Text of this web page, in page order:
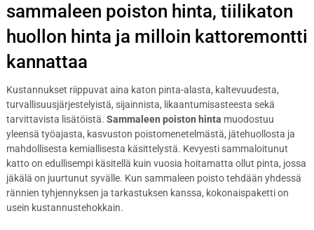
sammaleen poiston hinta, tiilikaton
huollon hinta ja milloin kattoremontti
kannattaa
Kustannukset riippuvat aina katon pinta-alasta, kaltevuudesta,
turvallisuusjärjestelyistä, sijainnista, likaantumisasteesta sekä
tarvittavista lisätöistä. Sammaleen poiston hinta muodostuu
yleensä työajasta, kasvuston poistomenetelmästä, jätehuollosta ja
mahdollisesta kemiallisesta käsittelystä. Kevyesti sammaloitunut
katto on edullisempi käsitellä kuin vuosia hoitamatta ollut pinta, jossa
jäkälä on juurtunut syvälle. Kun sammaleen poisto tehdään yhdessä
rännien tyhjennyksen ja tarkastuksen kanssa, kokonaispaketti on
usein kustannustehokkain.